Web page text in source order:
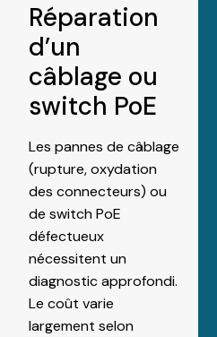
Réparation
d’un
câblage ou
switch PoE
Les pannes de câblage
(rupture, oxydation
des connecteurs) ou
de switch PoE
défectueux
nécessitent un
diagnostic approfondi.
Le coût varie
largement selon